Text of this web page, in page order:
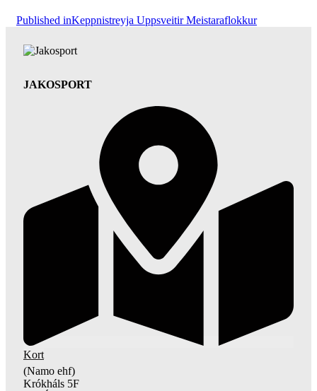
Published inKeppnistreyja Uppsveitir Meistaraflokkur
JAKOSPORT
Kort
(Namo ehf)
Krókháls 5F